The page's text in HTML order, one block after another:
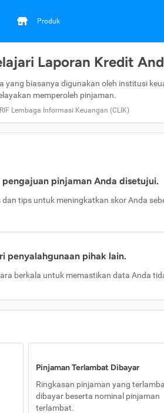
Produk
Laporan Kredit
yang biasanya digunakan oleh institusi
memperoleh pinjaman.
Lembaga Informasi Keuangan (CLIK)
pinjaman Anda disetujui.
tips untuk meningkatkan skor Anda
penyalahgunaan pihak lain.
berkala untuk memastikan data Anda
Pinjaman Terlambat Dibayar
Ringkasan pinjaman yang
dibayar beserta nominal pinjaman
terlambat.